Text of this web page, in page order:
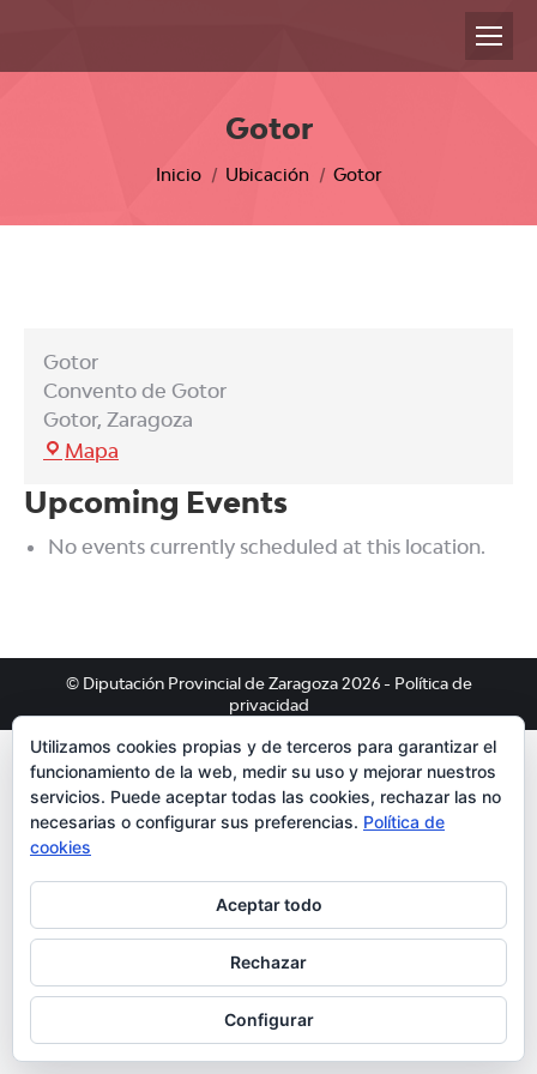
Gotor
Estás aquí:
Inicio Ubicación Gotor
Gotor
Convento de Gotor
Gotor, Zaragoza
Mapa
Upcoming Events
No events currently scheduled at this location.
© Diputación Provincial de Zaragoza 2026 - Política de
privacidad
Utilizamos cookies propias y de terceros para garantizar el
funcionamiento de la web, medir su uso y mejorar nuestros
servicios. Puede aceptar todas las cookies, rechazar las no
necesarias o configurar sus preferencias. Política de
cookies
Aceptar todo
Rechazar
Configurar